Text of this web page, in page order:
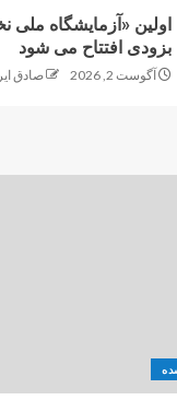
اولین «آزمایشگاه ملی
بزودی افتتاح می شود
آگوست 2, 2026 صادق